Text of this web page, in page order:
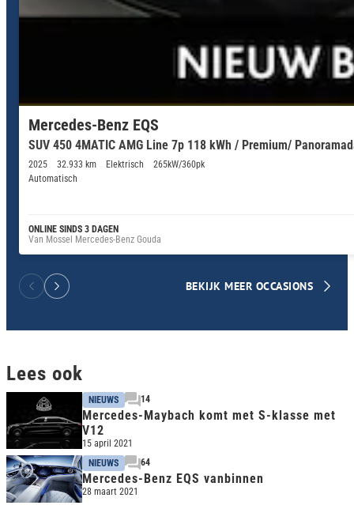
Mercedes-Benz EQS
SUV 450 4MATIC AMG Line 7p 118 kWh / Premium/
2025 32.933 km Elektrisch
265kW/360pk
Automatisch
ONLINE SINDS 3 DAGEN
Van Mossel Mercedes-Benz Gouda
BEKIJK MEER OCCASIONS
Lees ook
NIEUWS 14
Mercedes-Maybach komt met S-klasse met
V12
15 april 2021
NIEUWS
64
Mercedes-Benz EQS vanbinnen
28 maart 2021